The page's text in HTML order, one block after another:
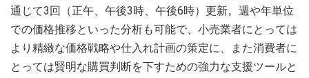
通じて3回（正午、午後3時、午後6時）更新。週や年単位
での価格推移といった分析も可能で、小売業者にとっては
より精緻な価格戦略や仕入れ計画の策定に、また消費者に
とっては賢明な購買判断を下すための強力な支援ツールと